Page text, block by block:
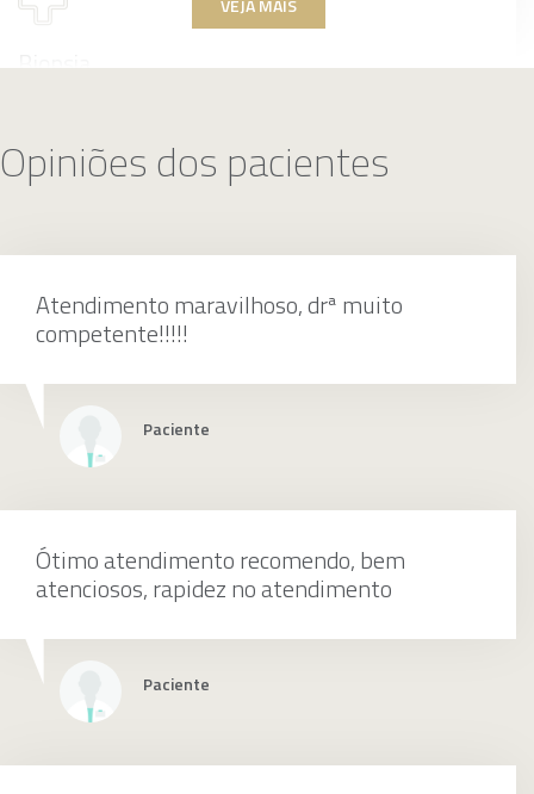
Biopsia
600 BRL
Retirada de sinais, cistos e verrugas
individualmente
Tratamento de cicatrizes de acne
individualmente
Opiniões dos pacientes
Atendimento maravilhoso, drª muito
competente!!!!!
Paciente
Ótimo atendimento recomendo, bem
atenciosos, rapidez no atendimento
Paciente